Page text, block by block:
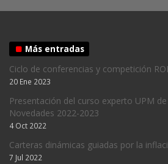
Más entradas
Ciclo de conferencias y competición
20 Ene 2023
Presentación del curso experto UPM
Novedades 2022-2023
4 Oct 2022
Carteras dinámicas guiadas por la
7 Jul 2022